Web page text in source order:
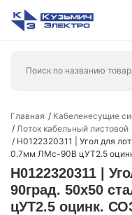
Главная Кабеленесущие
Лоток кабельный листовой
Н0122320311 | Угол для
0.7мм ЛМс-90В цУТ2.5
Н0122320311 |
90град. 50х50
цУТ2.5 оцинк.